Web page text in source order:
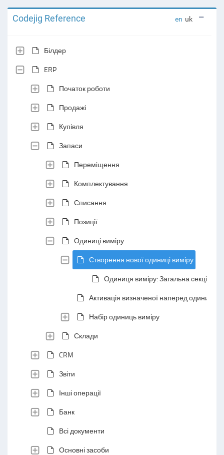
Codejig Reference en uk
Білдер
ERP
Початок роботи
Продажі
Купівля
Запаси
Переміщення
Комплектування
Списання
Позиції
Одиниці виміру
Створення нової одиниці виміру
Одиниця виміру: Загальна секція
Активація визначеної наперед одиниці
Набір одиниць виміру
Склади
CRM
Звіти
Інші операції
Банк
Всі документи
Основні засоби